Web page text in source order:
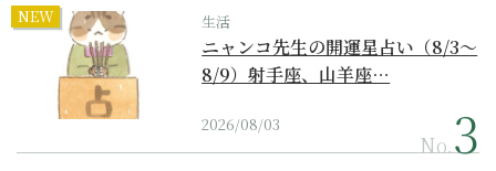
NEW 生活
ニャンコ先生の開運星占い（8/3～
8/9）射手座、山羊座…
2026/08/03
No.